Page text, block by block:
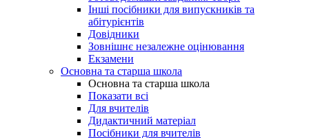
Інші посібники для випускників та
абітурієнтів
Довідники
Зовнішнє незалежне оцінювання
Екзамени
Основна та старша школа
Основна та старша школа
Показати всі
Для вчителів
Дидактичний матеріал
Посібники для вчителів